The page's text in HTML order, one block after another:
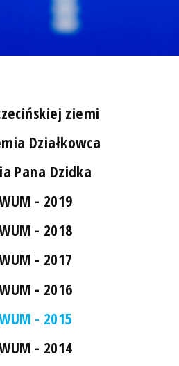
ziemi
Działkowca
Pana Dzidka
- 2019
- 2018
- 2017
- 2016
- 2015
- 2014